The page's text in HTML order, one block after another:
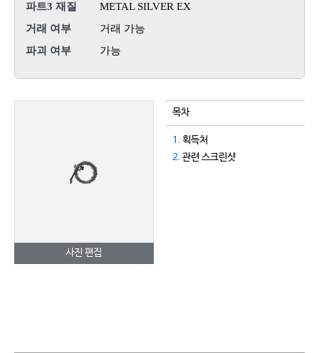
파트3 재질
METAL SILVER EX
거래 여부
거래 가능
파괴 여부
가능
사진 편집
목차
1. 획득처
2. 관련 스크린샷